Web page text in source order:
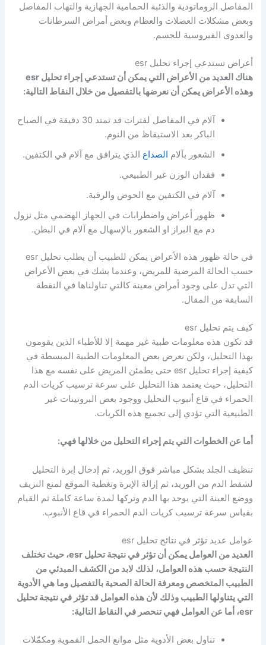
المفاصل الروماتودية والذئبة الحمامية الجهازية والتهاب المفاصل
وبعض مشكلات العضلات والعظام وبعض أمراض السرطانات
والعدوى الفيروسية للجسم.
أعراض تستدعي إجراء تحليل esr
هناك العديد من الأعراض التي يمكن أن تستدعي إجراء تحليل esr
وهذه الأعراض يمكن أن نعرضها بالتفصيل من خلال النقاط التالية:
آلام في المفاصل لفترات قد تمتد 30 دقيقة في الصباح
الباكر بعد الاستيقاظ من النوم.
الشعور بآلام الصداع الذي يترافق مع آلام في الكتفين.
فقدان الوزن غير الطبيعي.
آلام في الكتفين مع الحوض والرقبة.
ظهور أعراض واضطرابات في الجهاز الهضمي مثل نزول
دم مع البراز او الشعور بالإسهال مع آلام في البطن.
في حالة ظهور هذه الأعراض يمكن للطبيب أن يطلب تحليل esr
حسب الحالة المرضية للمريض، وعندما يشك في بعض الأعراض
التي تدل على وجود أمراض معينة كالتي تناولناها في النقطة
السابقة من المقال.
كيف يتم تحليل esr
قد تكون هذه معلومات طبية غير مهمة إلا للأطباء الذين يقومون
بهذا التحليل، ولكن نعرض بعض المعلومات الطبية المبسطة في
كيفية إجراء تحليل esr حتى يطمئن المريض على نفسه مع هذا
التحليل، حيث يعتمد هذا التحليل على سرعة ترسيب كريات الدم
الحمراء في قاع أنبوب التحليل ووجود بعض البروتينات غير
الطبيعية التي تؤدي إلى تجميع هذه الكريات.
أما عن الخطوات التي يتم إجراء التحليل من خلالها فهي:
تنظيف الجلد بشكل مباشر فوق الوريد، ثم إدخال إبرة التحليل
لشفط الدم من الوريد، ثم إزالة الإبرة وتغطية الموقع لمنع النزيف
ووضع العينة التي يوجد بها الدم وتركها لمدة ساعة كاملة ثم القيام
بقياس سرعة ترسيب كريات الدم الحمراء في قاع الأنبوب.
عوامل عديد تؤثر في نتائج تحليل esr
العديد من العوامل يمكن أن تؤثر في نتيجة تحليل esr، حيث تختلف
النتيجة حسب هذه العوامل، لذلك لابد من الكشف المبدئي من
الطبيب المتخصص ومعرفة الحالة الصحية بالتفصيل وما هي الأدوية
التي يتناولها الطبيب وذلك لأن هذه العوامل قد تؤثر في نتيجة تحليل
esr، أما عن العوامل فهي تنحصر في النقاط التالية:
تناول بعض الأدوية مثل موانع الحمل الفموية ومكمّلات